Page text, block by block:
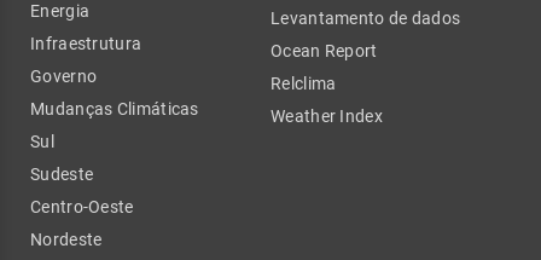
Energia
Infraestrutura
Governo
Mudanças Climáticas
Sul
Sudeste
Centro-Oeste
Nordeste
Levantamento de dados
Ocean Report
Relclima
Weather Index